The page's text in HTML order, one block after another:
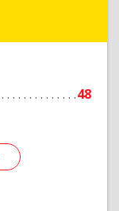
48